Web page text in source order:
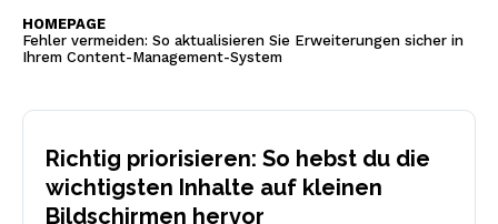
Fehler vermeiden: So aktualisieren Sie Erweiterungen sicher in
Ihrem Content-Management-System
HOMEPAGE
Richtig priorisieren: So hebst du die
wichtigsten Inhalte auf kleinen
Bildschirmen hervor